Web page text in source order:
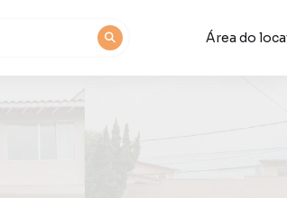
Área do